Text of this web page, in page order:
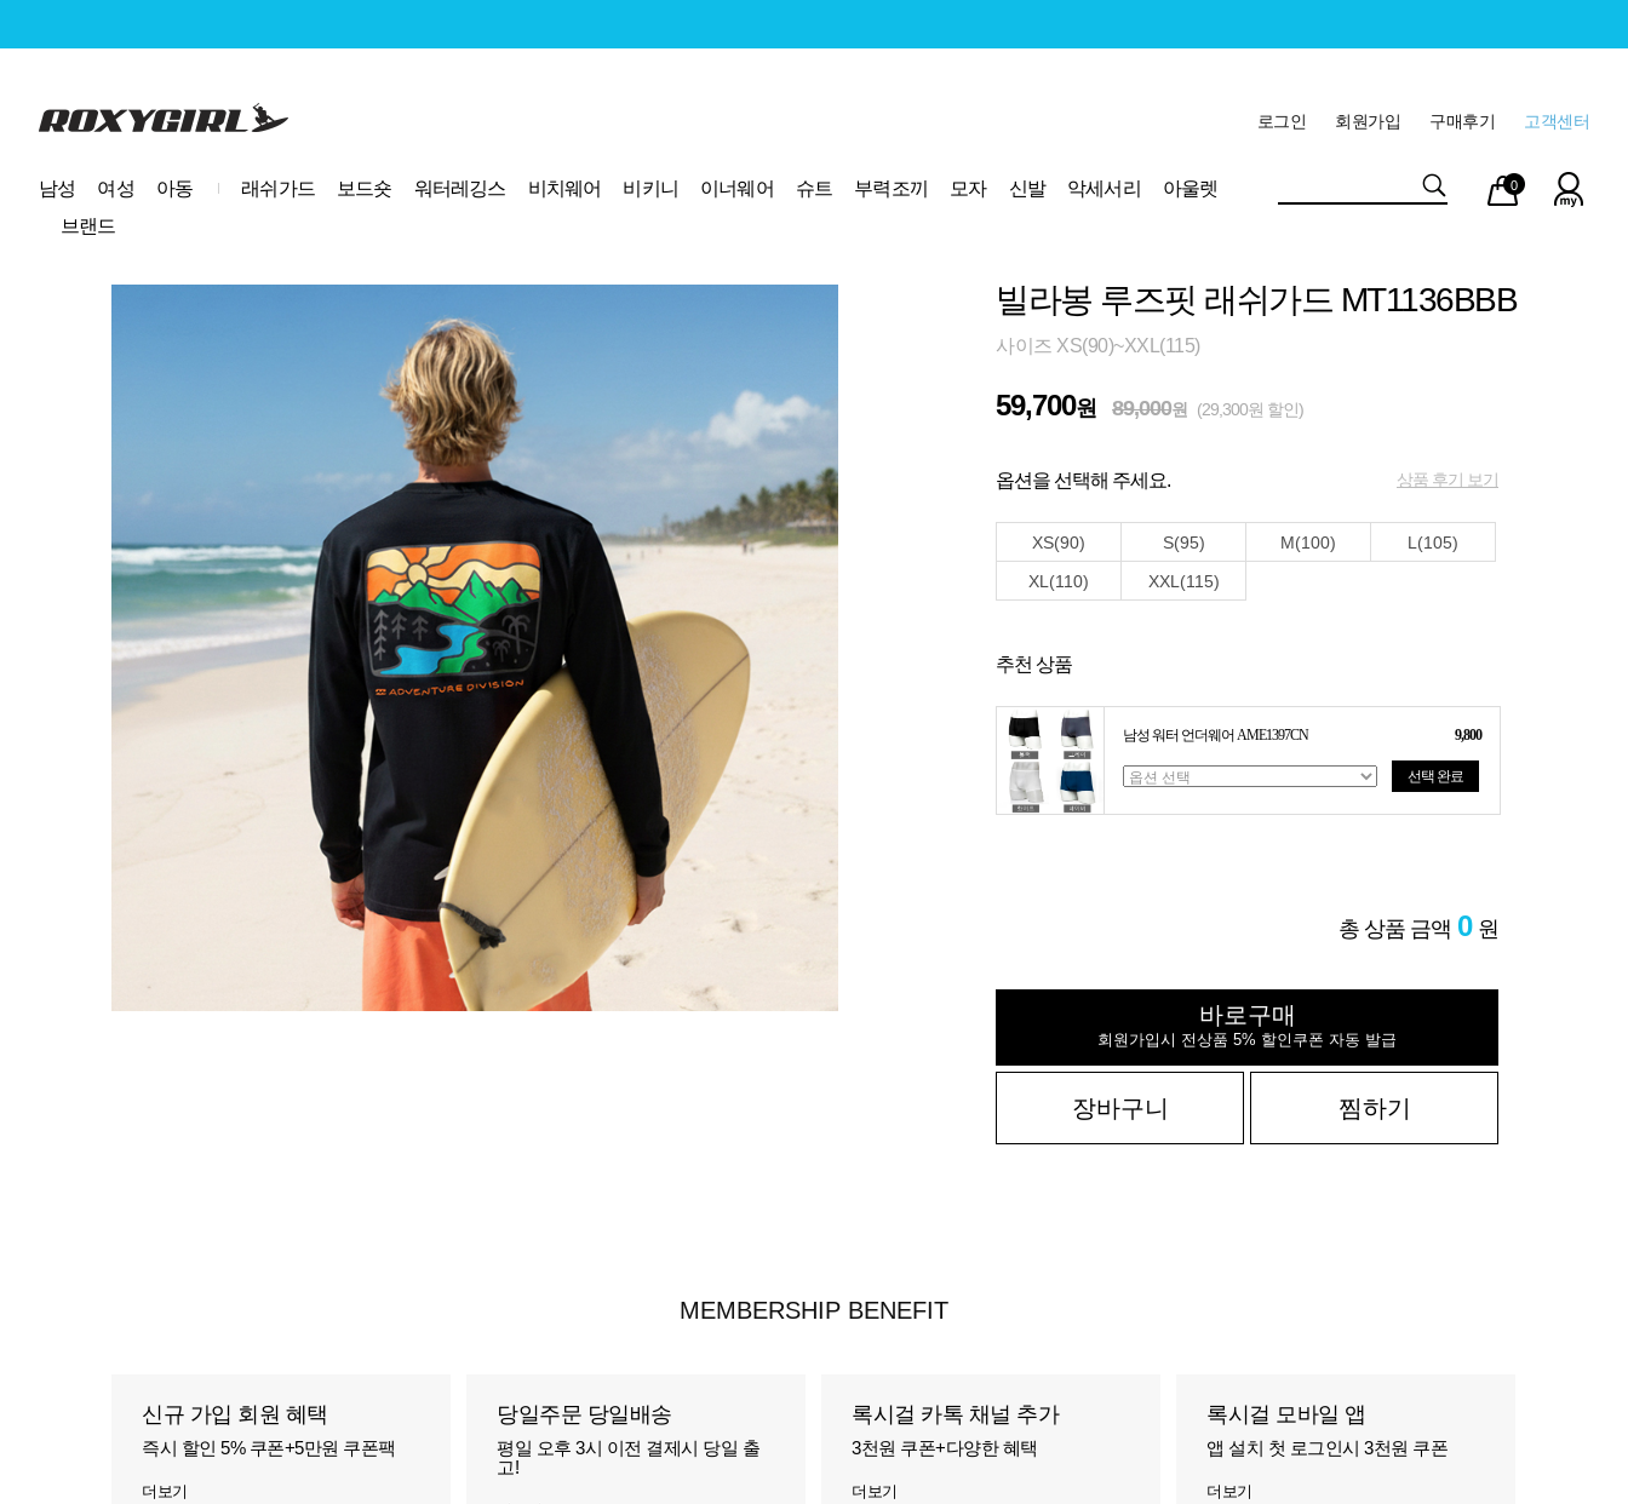
로고 고객센터
구매후기
회원가입
로그인
남성 여성 아동 래쉬가드 보드숏 워터레깅스 비치웨어 비키니 이너웨어 슈트 부력조끼 모자 신발 악세서리
아울렛
브랜드
마이
페이
장바
구니
0
빌라봉 루즈핏 래쉬가드 MT1136BBB
사이즈 XS(90)~XXL(115)
59,700원 89,000원 (29,300원 할인)
옵션을 선택해 주세요. 상품 후기 보기
XS(90) S(95) M(100)
L(105)
XL(110)
XXL(115)
추천 상품
남성 워터 언더웨어 AME1397CN 9,800
선택 완료
총 상품 금액 0 원
바로구매
회원가입시 전상품 5% 할인쿠폰 자동 발급
장바구니 찜하기
MEMBERSHIP BENEFIT
신규 가입 회원 혜택
즉시 할인 5% 쿠폰+5만원 쿠폰팩
더보기
당일주문 당일배송
평일 오후 3시 이전 결제시 당일 출
고!
록시걸 카톡 채널 추가
3천원 쿠폰+다양한 혜택
더보기
록시걸 모바일 앱
앱 설치 첫 로그인시 3천원 쿠폰
더보기